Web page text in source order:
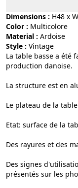
Dimensions : H48 x
Color :
multicolore
Material :
ardoise
Style :
vintage
La table basse a été
production danoise.
La structure est en
Le plateau de la
Etat: surface de la
Des rayures et des
Des signes
présentés sur les